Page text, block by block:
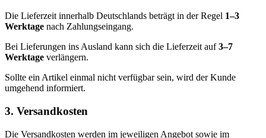
Die Lieferzeit innerhalb Deutschlands beträgt in der Regel 1–3
Werktage nach Zahlungseingang.
Bei Lieferungen ins Ausland kann sich die Lieferzeit auf3–7
Werktage verlängern.
Sollte ein Artikel einmal nicht verfügbar sein, wird der Kunde
umgehend informiert.
3. Versandkosten
Die Versandkosten werden im jeweiligen Angebot sowie im